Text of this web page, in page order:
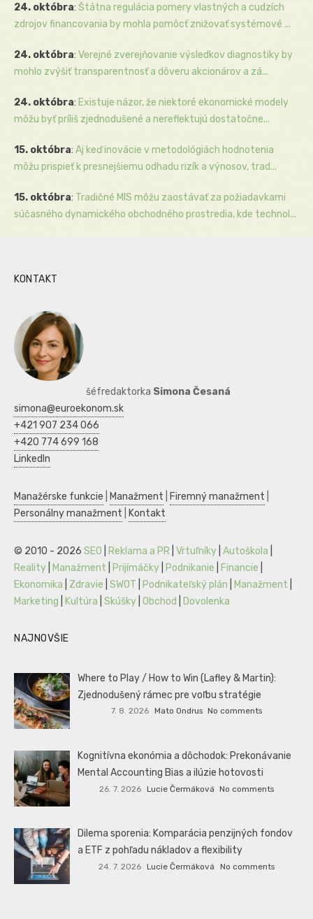
24. októbra: Štátna regulácia pomery vlastných a cudzích
zdrojov financovania by mohla pomôcť znižovať systémové ...
24. októbra: Verejné zverejňovanie výsledkov diagnostiky by
mohlo zvýšiť transparentnosť a dôveru akcionárov a zá...
24. októbra: Existuje názor, že niektoré ekonomické modely
môžu byť príliš zjednodušené a nereflektujú dostatočne...
15. októbra: Aj keď inovácie v metodológiách hodnotenia
môžu prispieť k presnejšiemu odhadu rizík a výnosov, trad...
15. októbra: Tradičné MIS môžu zaostávať za požiadavkami
súčasného dynamického obchodného prostredia, kde technol...
KONTAKT
šéfredaktorka Simona Česaná
simona@euroekonom.sk
+421 907 234 066
+420 774 699 168
LinkedIn
Manažérske funkcie Manažment Firemný manažment
Personálny manažment
Kontakt
© 2010 - 2026 SEO Reklama a PR Vrtuľníky Autoškola
Reality
Manažment Prijímáčky Podnikanie Financie
Ekonomika
Zdravie SWOT Podnikateľský plán Manažment
Marketing
Kultúra Skúšky Obchod Dovolenka
NAJNOVŠIE
Where to Play / How to Win (Lafley & Martin):
Zjednodušený rámec pre voľbu stratégie
7. 8. 2026 Mato Ondrus No comments
Kognitívna ekonómia a dôchodok: Prekonávanie
Mental Accounting Bias a ilúzie hotovosti
26. 7. 2026 Lucie Čermáková No comments
Dilema sporenia: Komparácia penzijných fondov
a ETF z pohľadu nákladov a flexibility
24. 7. 2026 Lucie Čermáková No comments